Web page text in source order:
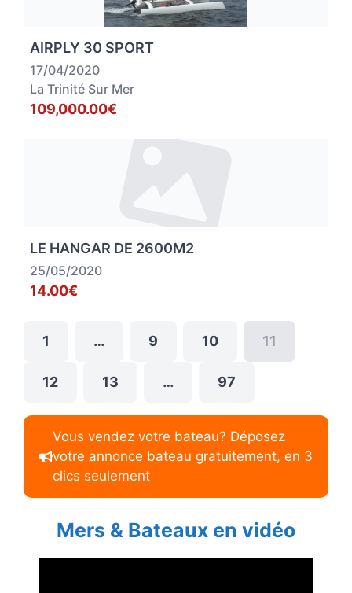
AIRPLY 30 SPORT
17/04/2020
La Trinité Sur Mer
109,000.00€
LE HANGAR DE 2600M2
25/05/2020
14.00€
1 … 9 10 11
12 13 … 97
Vous vendez votre bateau? Déposez
votre annonce bateau gratuitement, en 3
clics seulement
Mers & Bateaux en vidéo